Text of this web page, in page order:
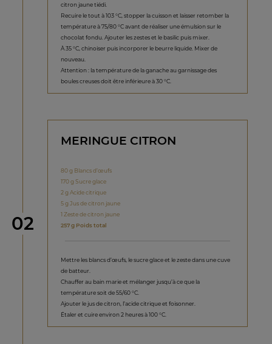
citron jaune tiédi.
Recuire le tout à 103 °C, stopper la cuisson et laisser retomber la
température à 75/80 °C avant de réaliser une émulsion sur le
chocolat fondu. Ajouter les zestes et le basilic puis mixer.
À 35 °C, chinoiser puis incorporer le beurre liquide. Mixer de
nouveau.
Attention : la température de la ganache au garnissage des
boules creuses doit être inférieure à 30 °C.
étape
02
MERINGUE CITRON
80 g Blancs d’œufs
170 g Sucre glace
2 g Acide citrique
5 g Jus de citron jaune
1 Zeste de citron jaune
257 g Poids total
Mettre les blancs d’œufs, le sucre glace et le zeste dans une cuve
de batteur.
Chauffer au bain marie et mélanger jusqu’à ce que la
température soit de 55/60 °C.
Ajouter le jus de citron, l’acide citrique et foisonner.
Étaler et cuire environ 2 heures à 100 °C.